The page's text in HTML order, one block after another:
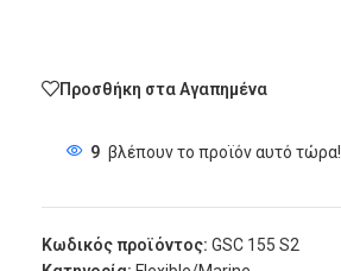
Προσθήκη στα Αγαπημένα
9 βλέπουν το προϊόν αυτό τώρα!
Κωδικός προϊόντος: GSC 155 S2